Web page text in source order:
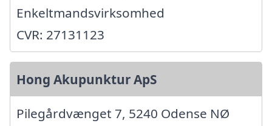
Enkeltmandsvirksomhed
CVR: 27131123
Hong Akupunktur ApS
Pilegårdvænget 7, 5240 Odense NØ